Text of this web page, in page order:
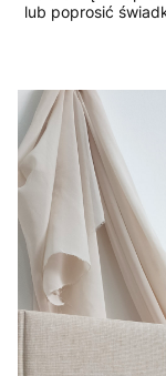
lub poprosić